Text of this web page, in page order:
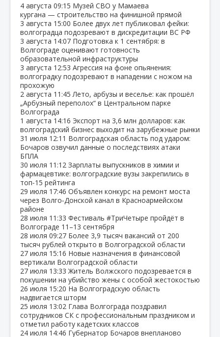
4 августа 09:15 Музей СВО у Мамаева
кургана — строительство на финишной прямой
3 августа 15:00 Более двух лет публиковал фейки:
волгоградца подозревают в дискредитации ВС РФ
3 августа 14:07 Подготовка к 1 сентября: в
Волгограде оценивают готовность
образовательной инфраструктуры
3 августа 12:53 Агрессия на фоне опьянения:
волгоградку подозревают в нападении с ножом на
прохожую
2 августа 11:45 Лето, арбузы и веселье: как прошёл
„Арбузный переполох“ в Центральном парке
Волгограда
1 августа 14:16 Экспорт на 3,6 млн долларов: как
волгоградский бизнес выходит на зарубежные рынки
31 июля 12:11 Волгоградская область под ударом:
Бочаров озвучил данные о последствиях атаки
БПЛА
30 июля 11:12 Зарплаты выпускников в химии и
фармацевтике: волгоградские вузы закрепились в
топ‑15 рейтинга
29 июля 17:46 Объявлен конкурс на ремонт моста
через Волго‑Донской канал в Красноармейском
районе
28 июля 11:33 Фестиваль #ТриЧетыре пройдёт в
Волгограде 11–13 сентября
28 июля 09:27 Более 3,9 тысяч вакансий от 200
тысяч рублей открыто в Волгоградской области
27 июля 15:16 Новые назначения в финансовой
вертикали Волгоградской области
27 июля 13:33 Житель Волжского подозревается в
покушении на убийство жены с особой жестокостью
26 июля 15:20 На Волгоградскую область
надвигается шторм
25 июля 13:02 Глава Волгограда поздравил
сотрудников СК с профессиональным праздником и
отметил работу кадетских классов
24 июля 14:46 Губернатор Бочаров внепланово